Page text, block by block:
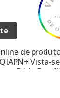
de
Vista-
a Pride Brasil!